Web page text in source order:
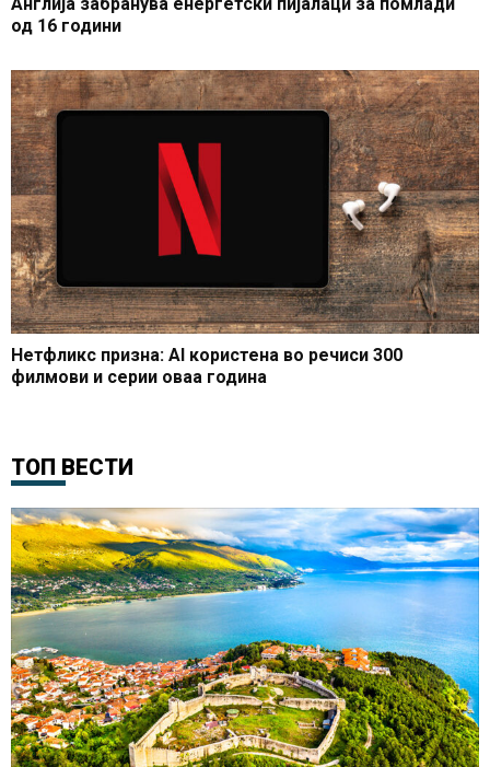
од 16 години
Нетфликс призна: AI користена во речиси 300
филмови и серии оваа година
ТОП ВЕСТИ